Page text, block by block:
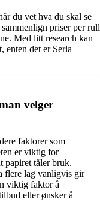
du vet hva du skal se
priser per rull
Med litt research kan
enten det er Serla
velger
faktorer som
er viktig for
papiret tåler bruk.
flere lag vanligvis gir
viktig faktor å
eller ønsker å